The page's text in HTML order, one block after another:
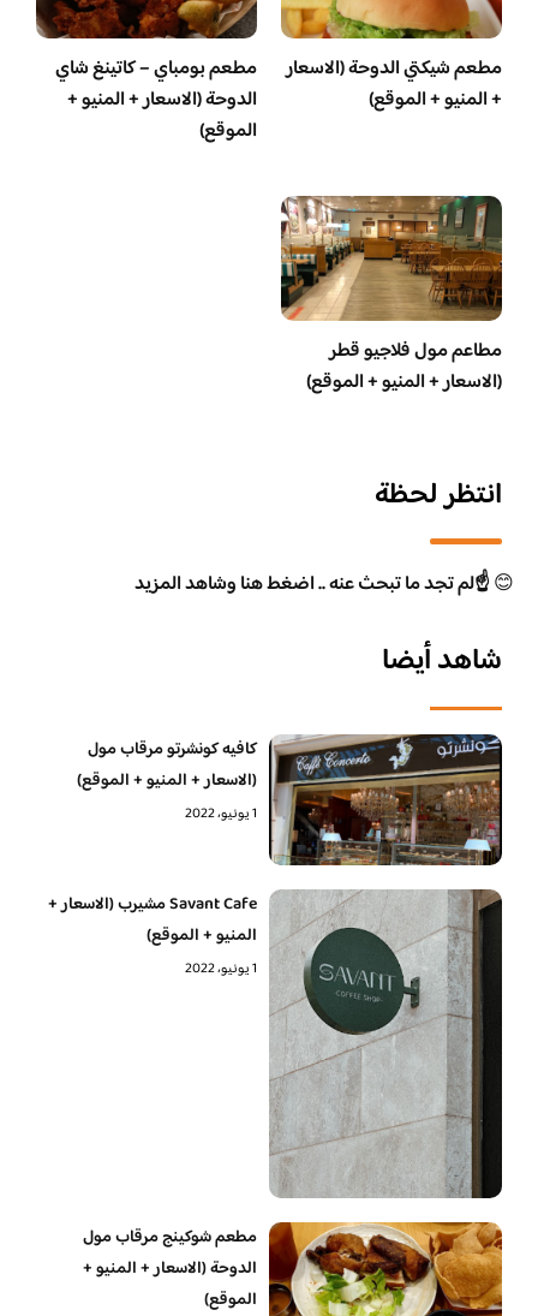
مطعم شيكتي الدوحة (الاسعار
+ المنيو + الموقع)
مطعم بومباي – كاتينغ شاي
الدوحة (الاسعار + المنيو +
الموقع)
مطاعم مول فلاجيو قطر
(الاسعار + المنيو + الموقع)
انتظر لحظة
😊☝️لم تجد ما تبحث عنه .. اضغط هنا وشاهد المزيد
شاهد أيضا
كافيه كونشرتو مرقاب مول
(الاسعار + المنيو + الموقع)
1 يونيو، 2022
Savant Cafe مشيرب (الاسعار +
المنيو + الموقع)
1 يونيو، 2022
مطعم شوكينج مرقاب مول
الدوحة (الاسعار + المنيو +
الموقع)